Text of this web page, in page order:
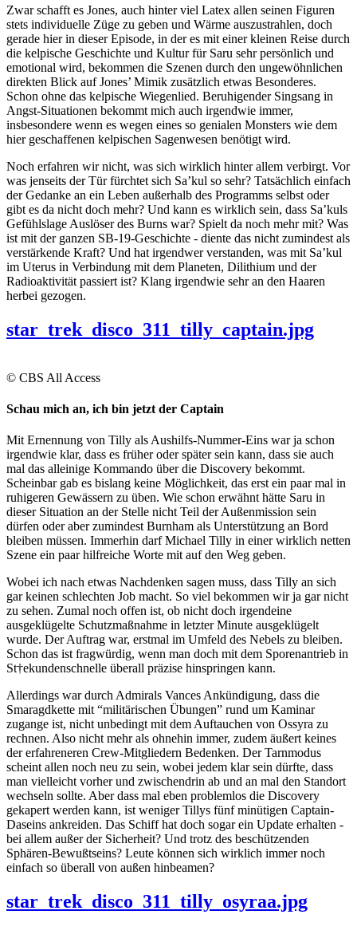
Zwar schafft es Jones, auch hinter viel Latex allen seinen Figuren
stets individuelle Züge zu geben und Wärme auszustrahlen, doch
gerade hier in dieser Episode, in der es mit einer kleinen Reise durch
die kelpische Geschichte und Kultur für Saru sehr persönlich und
emotional wird, bekommen die Szenen durch den ungewöhnlichen
direkten Blick auf Jones’ Mimik zusätzlich etwas Besonderes.
Schon ohne das kelpische Wiegenlied. Beruhigender Singsang in
Angst-Situationen bekommt mich auch irgendwie immer,
insbesondere wenn es wegen eines so genialen Monsters wie dem
hier geschaffenen kelpischen Sagenwesen benötigt wird.
Noch erfahren wir nicht, was sich wirklich hinter allem verbirgt. Vor
was jenseits der Tür fürchtet sich Sa’kul so sehr? Tatsächlich einfach
der Gedanke an ein Leben außerhalb des Programms selbst oder
gibt es da nicht doch mehr? Und kann es wirklich sein, dass Sa’kuls
Gefühlslage Auslöser des Burns war? Spielt da noch mehr mit? Was
ist mit der ganzen SB-19-Geschichte - diente das nicht zumindest als
verstärkende Kraft? Und hat irgendwer verstanden, was mit Sa’kul
im Uterus in Verbindung mit dem Planeten, Dilithium und der
Radioaktivität passiert ist? Klang irgendwie sehr an den Haaren
herbei gezogen.
star_trek_disco_311_tilly_captain.jpg
© CBS All Access
Schau mich an, ich bin jetzt der Captain
Mit Ernennung von Tilly als Aushilfs-Nummer-Eins war ja schon
irgendwie klar, dass es früher oder später sein kann, dass sie auch
mal das alleinige Kommando über die Discovery bekommt.
Scheinbar gab es bislang keine Möglichkeit, das erst ein paar mal in
ruhigeren Gewässern zu üben. Wie schon erwähnt hätte Saru in
dieser Situation an der Stelle nicht Teil der Außenmission sein
dürfen oder aber zumindest Burnham als Unterstützung an Bord
bleiben müssen. Immerhin darf Michael Tilly in einer wirklich netten
Szene ein paar hilfreiche Worte mit auf den Weg geben.
Wobei ich nach etwas Nachdenken sagen muss, dass Tilly an sich
gar keinen schlechten Job macht. So viel bekommen wir ja gar nicht
zu sehen. Zumal noch offen ist, ob nicht doch irgendeine
ausgeklügelte Schutzmaßnahme in letzter Minute ausgeklügelt
wurde. Der Auftrag war, erstmal im Umfeld des Nebels zu bleiben.
Schon das ist fragwürdig, wenn man doch mit dem Sporenantrieb in
St†ekundenschnelle überall präzise hinspringen kann.
Allerdings war durch Admirals Vances Ankündigung, dass die
Smaragdkette mit “militärischen Übungen” rund um Kaminar
zugange ist, nicht unbedingt mit dem Auftauchen von Ossyra zu
rechnen. Also nicht mehr als ohnehin immer, zudem äußert keines
der erfahreneren Crew-Mitgliedern Bedenken. Der Tarnmodus
scheint allen noch neu zu sein, wobei jedem klar sein dürfte, dass
man vielleicht vorher und zwischendrin ab und an mal den Standort
wechseln sollte. Aber dass mal eben problemlos die Discovery
gekapert werden kann, ist weniger Tillys fünf minütigen Captain-
Daseins ankreiden. Das Schiff hat doch sogar ein Update erhalten -
bei allem außer der Sicherheit? Und trotz des beschützenden
Sphären-Bewußtseins? Leute können sich wirklich immer noch
einfach so überall von außen hinbeamen?
star_trek_disco_311_tilly_osyraa.jpg